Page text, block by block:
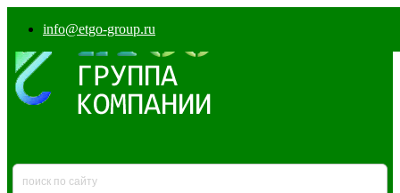
info@etgo-group.ru